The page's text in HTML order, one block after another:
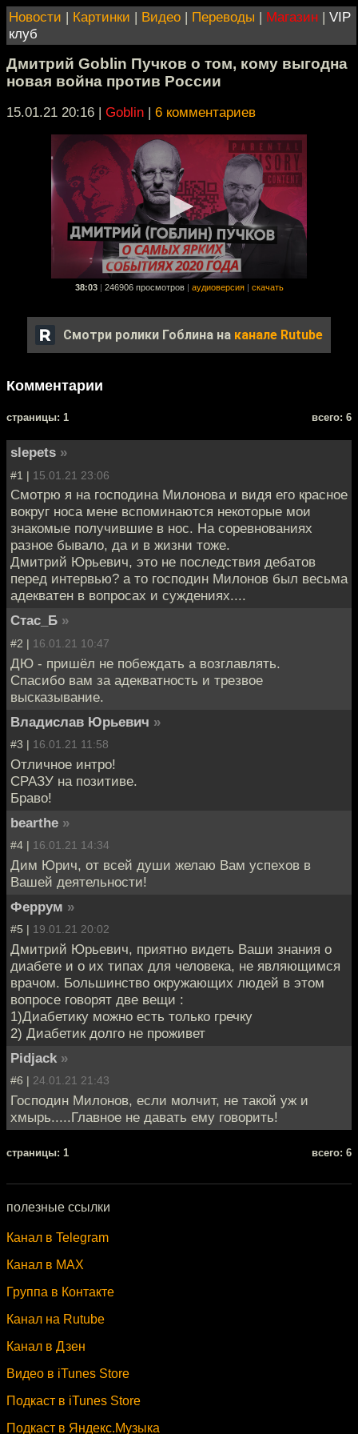
Новости | Картинки | Видео | Переводы | Магазин | VIP
клуб
Дмитрий Goblin Пучков о том, кому выгодна
новая война против России
15.01.21 20:16 | Goblin | 6 комментариев
38:03 246906 просмотров аудиоверсия скачать
Смотри ролики Гоблина на канале Rutube
Комментарии
cтраницы: 1 всего: 6
slepets »
#1 | 15.01.21 23:06
Смотрю я на господина Милонова и видя его красное
вокруг носа мене вспоминаются некоторые мои
знакомые получившие в нос. На соревнованиях
разное бывало, да и в жизни тоже.
Дмитрий Юрьевич, это не последствия дебатов
перед интервью? а то господин Милонов был весьма
адекватен в вопросах и суждениях....
Стас_Б »
#2 | 16.01.21 10:47
ДЮ - пришёл не побеждать а возглавлять.
Спасибо вам за адекватность и трезвое
высказывание.
Владислав Юрьевич »
#3 | 16.01.21 11:58
Отличное интро!
СРАЗУ на позитиве.
Браво!
bearthe »
#4 | 16.01.21 14:34
Дим Юрич, от всей души желаю Вам успехов в
Вашей деятельности!
Феррум »
#5 | 19.01.21 20:02
Дмитрий Юрьевич, приятно видеть Ваши знания о
диабете и о их типах для человека, не являющимся
врачом. Большинство окружающих людей в этом
вопросе говорят две вещи :
1)Диабетику можно есть только гречку
2) Диабетик долго не проживет
Pidjack »
#6 | 24.01.21 21:43
Господин Милонов, если молчит, не такой уж и
хмырь.....Главное не давать ему говорить!
cтраницы: 1 всего: 6
полезные ссылки
Канал в Telegram
Канал в MAX
Группа в Контакте
Канал на Rutube
Канал в Дзен
Видео в iTunes Store
Подкаст в iTunes Store
Подкаст в Яндекс.Музыка